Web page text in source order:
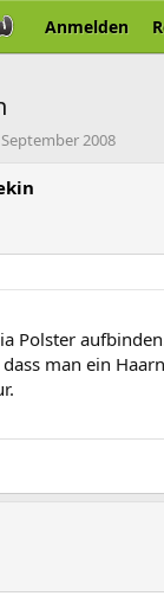
Anmelden
2008
Polster
man ein